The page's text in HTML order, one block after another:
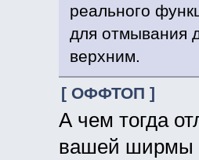
реального
для отмывания
верхним.
[ ОФФТОП ]
А чем тогда
вашей ширмы